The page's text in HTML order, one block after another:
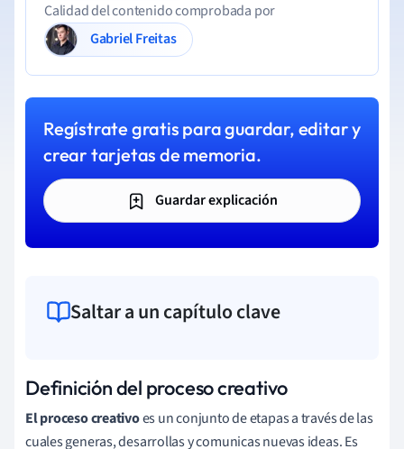
Calidad del contenido comprobada por
Gabriel Freitas
Regístrate gratis para guardar, editar y
crear tarjetas de memoria.
Guardar explicación
Saltar a un capítulo clave
Definición del proceso creativo
El proceso creativoes un conjunto de etapas a través de las
cuales generas, desarrollas y comunicas nuevas ideas. Es